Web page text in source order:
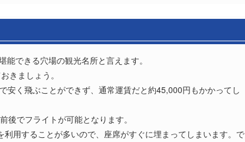
できる穴場の観光名所と言えます。
きましょう。
く飛ぶことができず、通常運賃だと約45,000円もかかってし
でフライトが可能となります。
用することが多いので、座席がすぐに埋まってしまいます。で